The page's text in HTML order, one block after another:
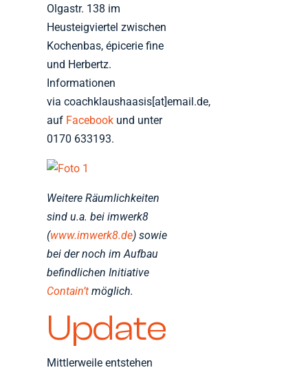
Olgastr. 138 im
Heusteigviertel zwischen
Kochenbas, épicerie fine
und Herbertz.
Informationen
via coachklaushaasis[at]email.de,
auf Facebook und unter
0170 633193.
Weitere Räumlichkeiten
sind u.a. bei imwerk8
(www.imwerk8.de) sowie
bei der noch im Aufbau
befindlichen Initiative
Contain’t möglich.
Update
Mittlerweile entstehen